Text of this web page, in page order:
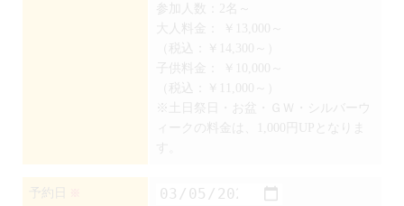
参加人数：2名～
大人料金：
（税込：￥14,300～）
（税込：￥11,000～）
※土日祭日・お盆・ＧＷ・シルバーウ
ィークの料金は、1,000円UPとなりま
予約日